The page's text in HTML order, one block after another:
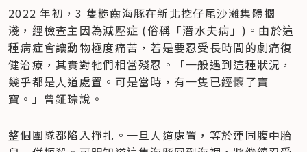
2022 年初，3 隻糙齒海豚在新北挖仔尾沙灘集體擱
淺，經檢查主因為減壓症 (俗稱「潛水夫病」)。由於這
種病症會讓動物極度痛苦，若是要忍受長時間的劇痛復
健治療，其實對牠們相當殘忍。「一般遇到這種狀況，
幾乎都是人道處置。可是當時，有一隻已經懷了寶
寶。」曾鉦琮說。
整個團隊都陷入掙扎。一旦人道處置，等於連同腹中胎